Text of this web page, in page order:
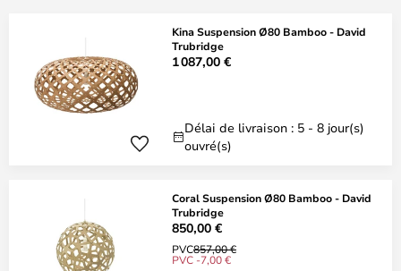
Kina Suspension Ø80 Bamboo - David
Trubridge
1 087,00 €
Délai de livraison : 5 - 8 jour(s)
ouvré(s)
Coral Suspension Ø80 Bamboo - David
Trubridge
850,00 €
PVC857,00 €
PVC -7,00 €